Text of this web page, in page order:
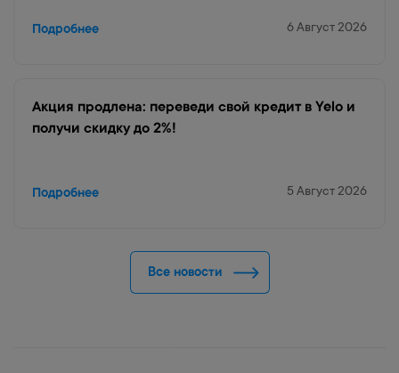
Подробнее 6 Август 2026
Акция продлена: переведи свой кредит в Yelo и
получи скидку до 2%!
Подробнее 5 Август 2026
Все новости